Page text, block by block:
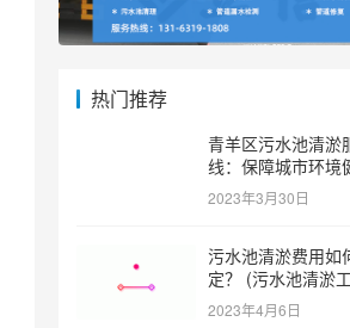
热门推荐
青羊区污水池清淤
线：保障城市环境
可持续发展。 (青羊
水池清淤服务热线)
2023年3月30日
污水池清淤费用如
定？ (污水池清淤
格多少)
2023年4月6日